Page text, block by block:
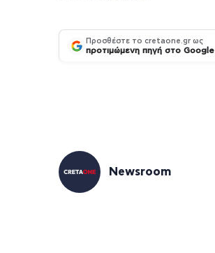
Προσθέστε το cretaone.gr ως
προτιμώμενη πηγή στο Google
Newsroom